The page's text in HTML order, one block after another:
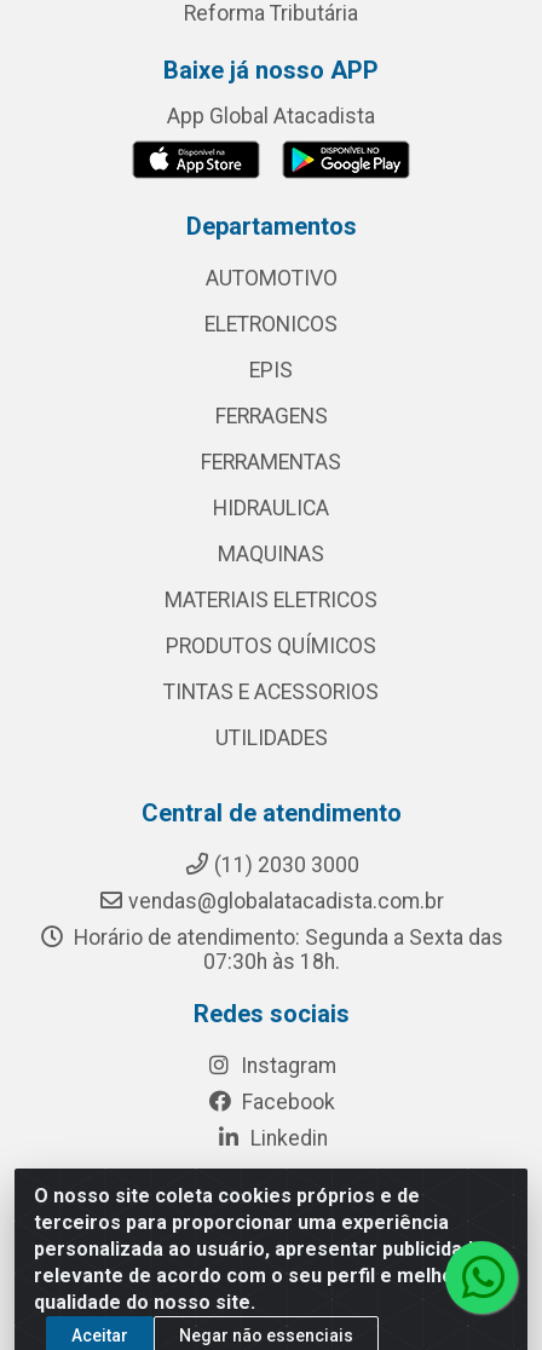
O nosso site coleta cookies próprios e de
terceiros para proporcionar uma experiência
personalizada ao usuário, apresentar publicidade
relevante de acordo com o seu perfil e melhorar a
qualidade do nosso site.
Aceitar Negar não essenciais
Reforma Tributária
Baixe já nosso APP
App Global Atacadista
Departamentos
AUTOMOTIVO
ELETRONICOS
EPIS
FERRAGENS
FERRAMENTAS
HIDRAULICA
MAQUINAS
MATERIAIS ELETRICOS
PRODUTOS QUÍMICOS
TINTAS E ACESSORIOS
UTILIDADES
Central de atendimento
(11) 2030 3000
vendas@globalatacadista.com.br
Horário de atendimento: Segunda a Sexta das
07:30h às 18h.
Redes sociais
Instagram
Facebook
Linkedin
Rua Chipuê, 117 - S. Miguel Paulista São Paulo/SP - CEP
08010-260- CNPJ: 03.010.739/0001-72